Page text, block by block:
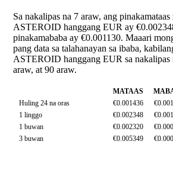
Sa nakalipas na 7 araw, ang
ASTEROID hanggang EUR ay
pinakamababa ay €0.001130. Maaari
pang data sa talahanayan sa ibaba,
ASTEROID hanggang EUR sa nakalipas
araw, at 90 araw.
MATAAS
Huling 24 na oras
€0.001436
1 linggo
€0.002348
1 buwan
€0.002320
3 buwan
€0.005349